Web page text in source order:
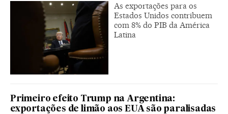
As exportações para os
Estados Unidos contribuem
com 8% do PIB da América
Latina
Primeiro efeito Trump na Argentina:
exportações de limão aos EUA são paralisadas